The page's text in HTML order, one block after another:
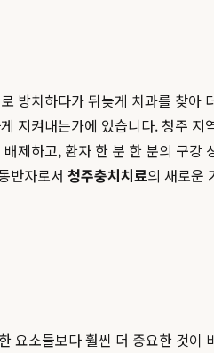
방치하다가 뒤늦게 치과를 찾아
지켜내는가에 있습니다. 청주 지
제하고, 환자 한 분 한 분의 구강
반자로서 청주충치치료의 새로운
요소들보다 훨씬 더 중요한 것이